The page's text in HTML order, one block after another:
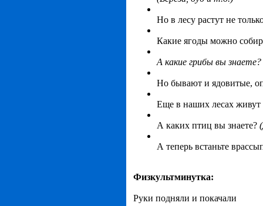
Но в лесу растут не
Какие ягоды можно
А какие грибы вы знаете?
Но бывают и ядовитые,
Еще в наших лесах
А каких птиц вы знаете?
А теперь встаньте
Физкультминутка:
Руки подняли и покачали